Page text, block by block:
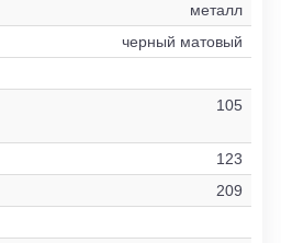
металл
черный матовый
105
123
209